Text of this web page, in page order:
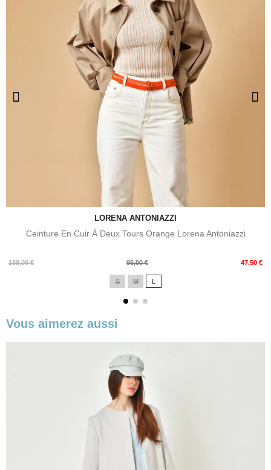
LORENA ANTONIAZZI
Ceinture En Cuir À Deux Tours Orange Lorena Antoniazzi
188,00 €
Prix
95,00 € 47,50 €
Prix
S M L
Vous aimerez aussi